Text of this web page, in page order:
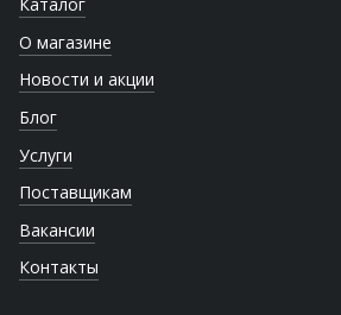
О магазине
Новости и акции
Блог
Услуги
Поставщикам
Вакансии
Контакты